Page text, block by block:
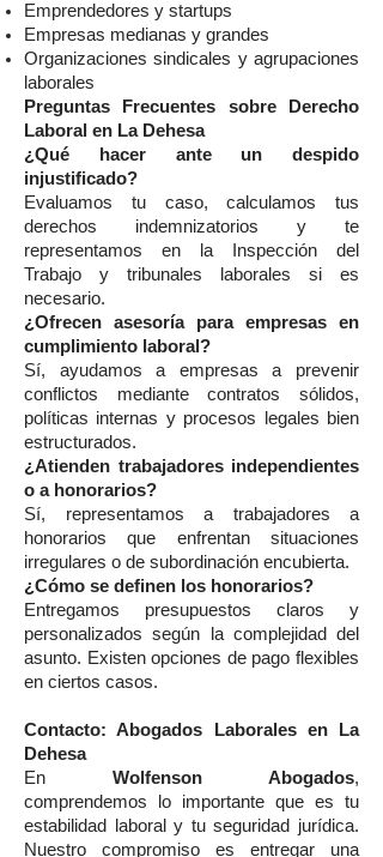
Emprendedores y startups
Empresas medianas y grandes
Organizaciones sindicales y agrupaciones
laborales
Preguntas Frecuentes sobre Derecho
Laboral en La Dehesa
¿Qué hacer ante un despido
injustificado?
Evaluamos tu caso, calculamos tus
derechos indemnizatorios y te
representamos en la Inspección del
Trabajo y tribunales laborales si es
necesario.
¿Ofrecen asesoría para empresas en
cumplimiento laboral?
Sí, ayudamos a empresas a prevenir
conflictos mediante contratos sólidos,
políticas internas y procesos legales bien
estructurados.
¿Atienden trabajadores independientes
o a honorarios?
Sí, representamos a trabajadores a
honorarios que enfrentan situaciones
irregulares o de subordinación encubierta.
¿Cómo se definen los honorarios?
Entregamos presupuestos claros y
personalizados según la complejidad del
asunto. Existen opciones de pago flexibles
en ciertos casos.
Contacto: Abogados Laborales en La
Dehesa
En Wolfenson Abogados,
comprendemos lo importante que es tu
estabilidad laboral y tu seguridad jurídica.
Nuestro compromiso es entregar una